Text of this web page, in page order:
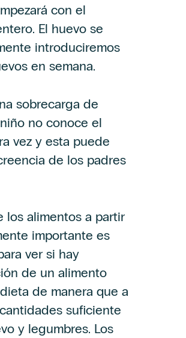
con el
El huevo se
introduciremos
en semana.
sobrecarga de
no conoce el
vez y esta puede
de los padres
alimentos a partir
importante es
ver si hay
de un alimento
de manera que a
suficiente
y legumbres. Los